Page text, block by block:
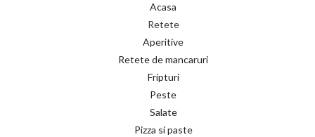
Acasa
Retete
Aperitive
Retete de mancaruri
Fripturi
Peste
Salate
Pizza si paste